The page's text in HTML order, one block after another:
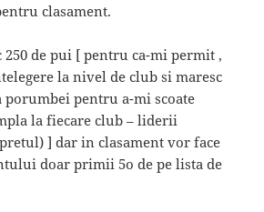
clasament.
de pui [ pentru ca-mi permit ,
la nivel de club si maresc
pentru a-mi scoate
la fiecare club – liderii
] dar in clasament vor face
doar primii 5o de pe lista de